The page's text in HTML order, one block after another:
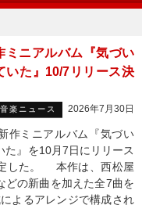
ミニアルバム『気づい
いた』10/7リリース決
音楽ニュース 2026年7月30日
作ミニアルバム『気づい
た』を10月7日にリリース
した。 本作は、西松屋
どの新曲を加えた全7曲を
よるアレンジで構成され